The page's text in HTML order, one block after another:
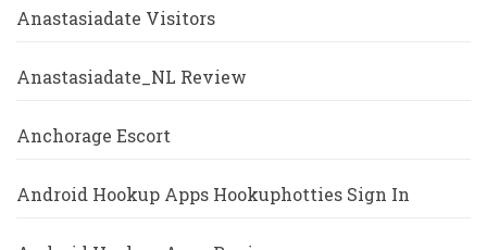
Anastasiadate Visitors
Anastasiadate_NL Review
Anchorage Escort
Android Hookup Apps Hookuphotties Sign In